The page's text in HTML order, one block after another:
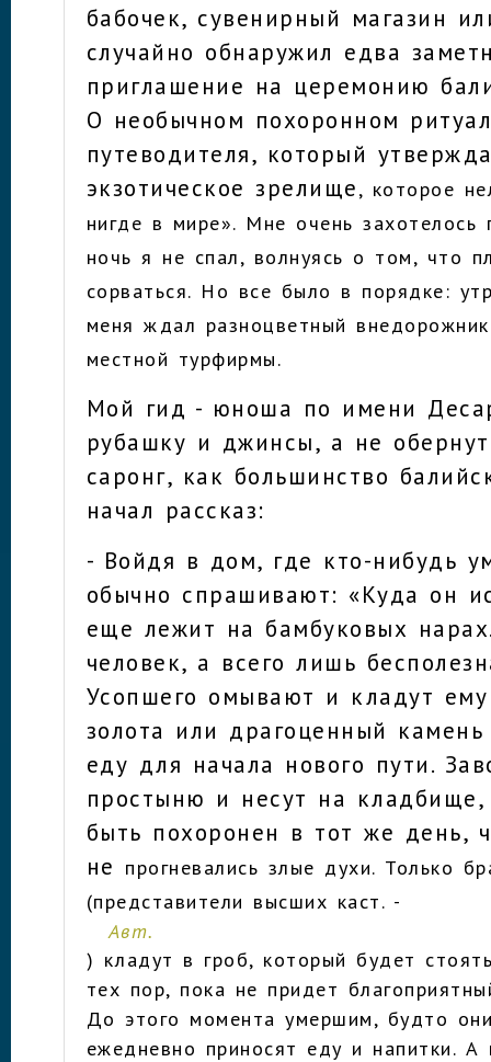
бабочек, сувенирный магазин
случайно обнаружил едва
приглашение на церемонию
О необычном похоронном
путеводителя, который
экзотическое зрелище, которое
нигде в мире». Мне очень
ночь я не спал, волнуясь о том, что
сорваться. Но все было в порядке:
меня ждал разноцветный
местной турфирмы.
Мой гид - юноша по имени
рубашку и джинсы, а не
саронг, как большинство
начал рассказ:
- Войдя в дом, где кто-нибудь
обычно спрашивают: «Куда он
еще лежит на бамбуковых
человек, а всего лишь
Усопшего омывают и кладут
золота или драгоценный
еду для начала нового пути.
простыню и несут на
быть похоронен в тот же день,
не прогневались злые духи. Только
(представители высших каст. -
Авт.
) кладут в гроб, который будет
тех пор, пока не придет
До этого момента умершим, будто
ежедневно приносят еду и напитки.